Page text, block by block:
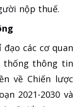
nộp thuế.
các cơ quan
thống thông tin
về Chiến lược
2021-2030 và